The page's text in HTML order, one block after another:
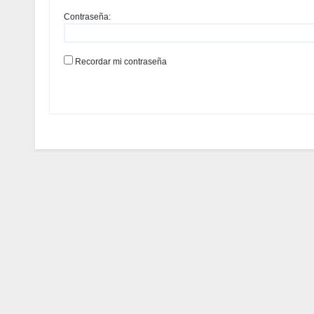
Contraseña:
Recordar mi contraseña